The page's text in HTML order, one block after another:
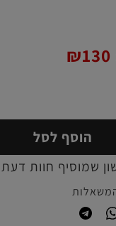
₪130
הוסף לסל
שמוסיף חוות